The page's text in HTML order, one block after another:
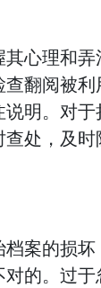
心理和弄
翻阅被利
明。对于
处，及时
案的损坏
的。过于